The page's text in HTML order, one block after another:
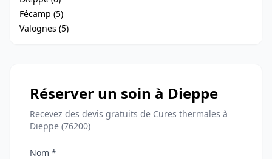
Fécamp (5)
Valognes (5)
Réserver un soin à Dieppe
Recevez des devis gratuits de Cures thermales à
Dieppe (76200)
Nom *